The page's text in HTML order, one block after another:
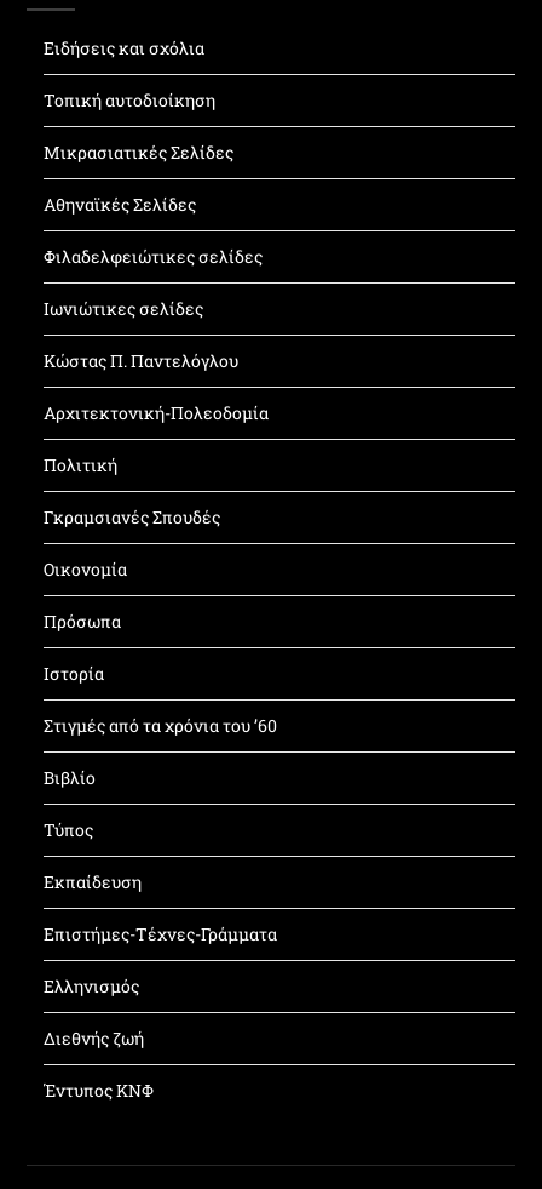
Ειδήσεις και σχόλια
Τοπική αυτοδιοίκηση
Μικρασιατικές Σελίδες
Αθηναϊκές Σελίδες
Φιλαδελφειώτικες σελίδες
Ιωνιώτικες σελίδες
Κώστας Π. Παντελόγλου
Αρχιτεκτονική-Πολεοδομία
Πολιτική
Γκραμσιανές Σπουδές
Οικονομία
Πρόσωπα
Ιστορία
Στιγμές από τα χρόνια του ’60
Βιβλίο
Τύπος
Εκπαίδευση
Επιστήμες-Τέχνες-Γράμματα
Ελληνισμός
Διεθνής ζωή
Έντυπος ΚΝΦ